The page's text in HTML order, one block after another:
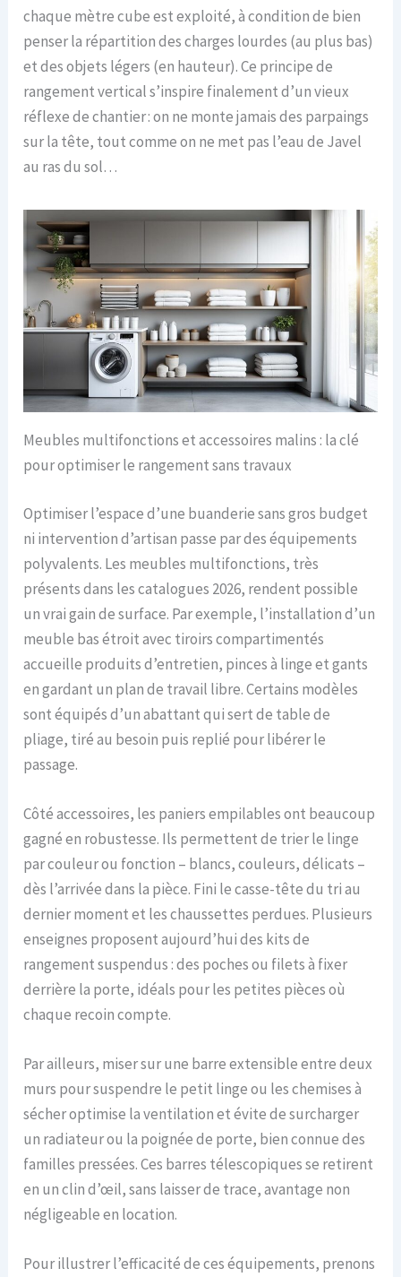
chaque mètre cube est exploité, à condition de bien
penser la répartition des charges lourdes (au plus bas)
et des objets légers (en hauteur). Ce principe de
rangement vertical s’inspire finalement d’un vieux
réflexe de chantier : on ne monte jamais des parpaings
sur la tête, tout comme on ne met pas l’eau de Javel
au ras du sol…
Meubles multifonctions et accessoires malins : la clé
pour optimiser le rangement sans travaux
Optimiser l’espace d’une buanderie sans gros budget
ni intervention d’artisan passe par des équipements
polyvalents. Les meubles multifonctions, très
présents dans les catalogues 2026, rendent possible
un vrai gain de surface. Par exemple, l’installation d’un
meuble bas étroit avec tiroirs compartimentés
accueille produits d’entretien, pinces à linge et gants
en gardant un plan de travail libre. Certains modèles
sont équipés d’un abattant qui sert de table de
pliage, tiré au besoin puis replié pour libérer le
passage.
Côté accessoires, les paniers empilables ont beaucoup
gagné en robustesse. Ils permettent de trier le linge
par couleur ou fonction – blancs, couleurs, délicats –
dès l’arrivée dans la pièce. Fini le casse-tête du tri au
dernier moment et les chaussettes perdues. Plusieurs
enseignes proposent aujourd’hui des kits de
rangement suspendus : des poches ou filets à fixer
derrière la porte, idéals pour les petites pièces où
chaque recoin compte.
Par ailleurs, miser sur une barre extensible entre deux
murs pour suspendre le petit linge ou les chemises à
sécher optimise la ventilation et évite de surcharger
un radiateur ou la poignée de porte, bien connue des
familles pressées. Ces barres télescopiques se retirent
en un clin d’œil, sans laisser de trace, avantage non
négligeable en location.
Pour illustrer l’efficacité de ces équipements, prenons